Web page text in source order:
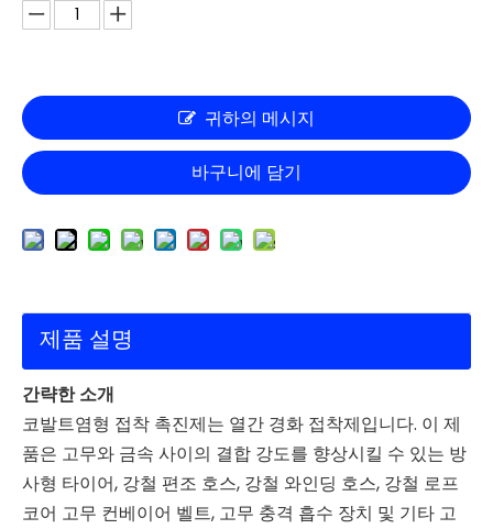
귀하의 메시지
바구니에 담기
제품 설명
간략한 소개
코발트염형 접착 촉진제는 열간 경화 접착제입니다. 이 제
품은 고무와 금속 사이의 결합 강도를 향상시킬 수 있는 방
사형 타이어, 강철 편조 호스, 강철 와인딩 호스, 강철 로프
코어 고무 컨베이어 벨트, 고무 충격 흡수 장치 및 기타 고